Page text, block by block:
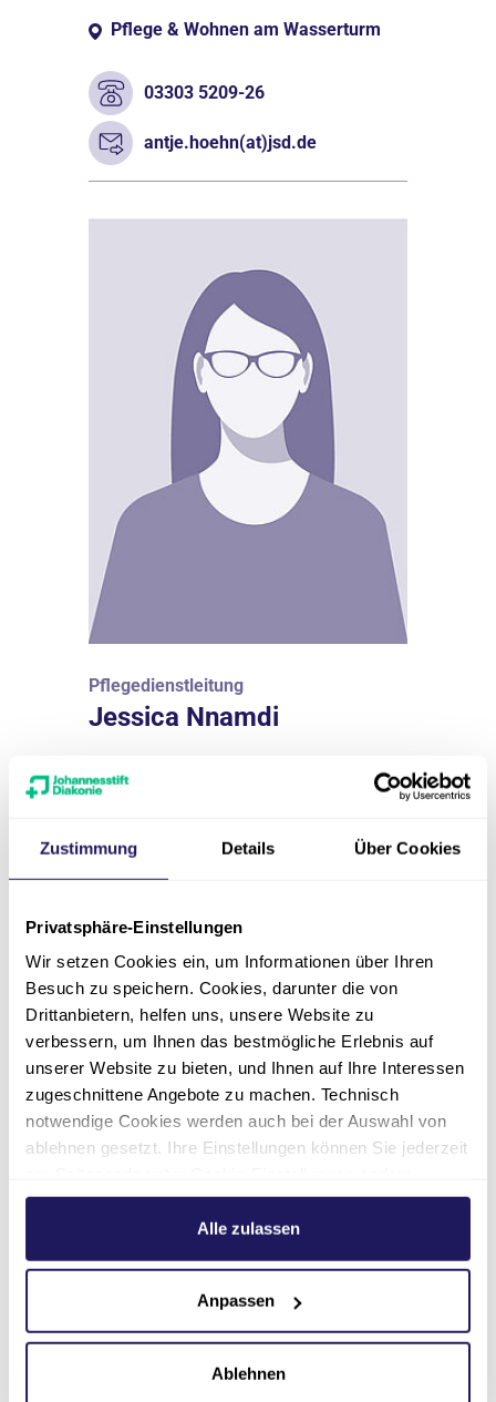
Zustimmung Details Über Cookies
Privatsphäre-Einstellungen
Wir setzen Cookies ein, um Informationen über Ihren
Besuch zu speichern. Cookies, darunter die von
Drittanbietern, helfen uns, unsere Website zu
verbessern, um Ihnen das bestmögliche Erlebnis auf
unserer Website zu bieten, und Ihnen auf Ihre Interessen
zugeschnittene Angebote zu machen. Technisch
notwendige Cookies werden auch bei der Auswahl von
ablehnen gesetzt. Ihre Einstellungen können Sie jederzeit
Weitere Informationen hierzu finden Sie in unserer
.Alle zulassen
Anpassen
Ablehnen
Pflege & Wohnen am Wasserturm
03303 5209-26
antje.hoehn(at)jsd.de
Pflegedienstleitung
Jessica Nnamdi
jessica.nnamdi(at)jsd.de